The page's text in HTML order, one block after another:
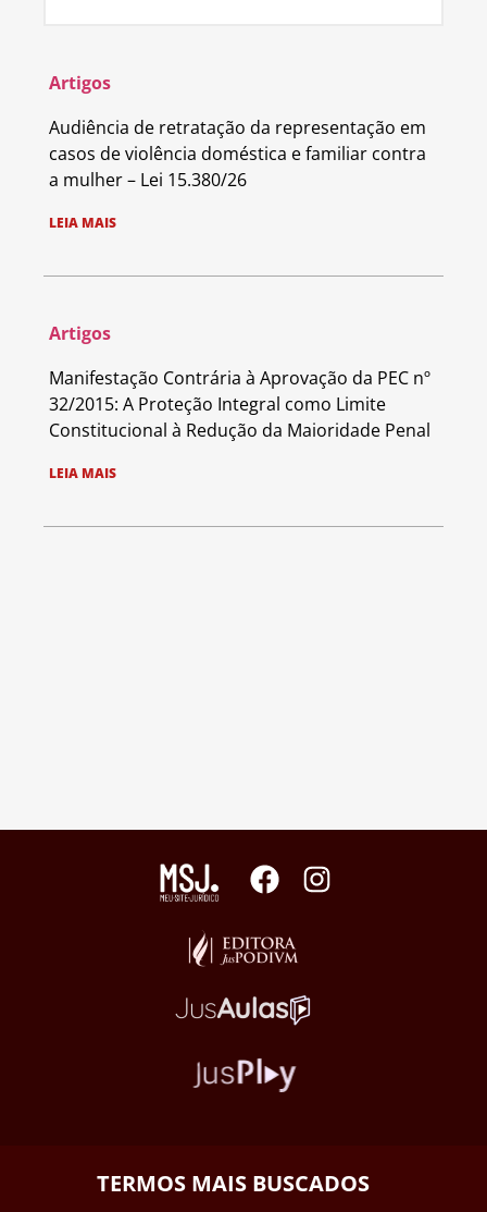
Artigos
Audiência de retratação da representação em
casos de violência doméstica e familiar contra
a mulher – Lei 15.380/26
LEIA MAIS
Artigos
Manifestação Contrária à Aprovação da PEC nº
32/2015: A Proteção Integral como Limite
Constitucional à Redução da Maioridade Penal
LEIA MAIS
TERMOS MAIS BUSCADOS